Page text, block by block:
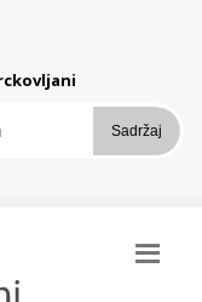
Sadržaj